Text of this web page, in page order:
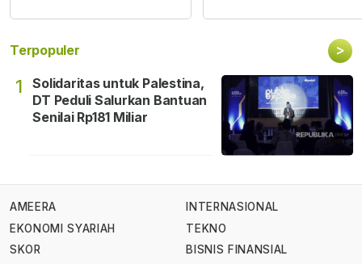
Terpopuler >
1
Solidaritas untuk Palestina,
DT Peduli Salurkan Bantuan
Senilai Rp181 Miliar
AMEERA
EKONOMI SYARIAH
SKOR
INTERNASIONAL
TEKNO
BISNIS FINANSIAL